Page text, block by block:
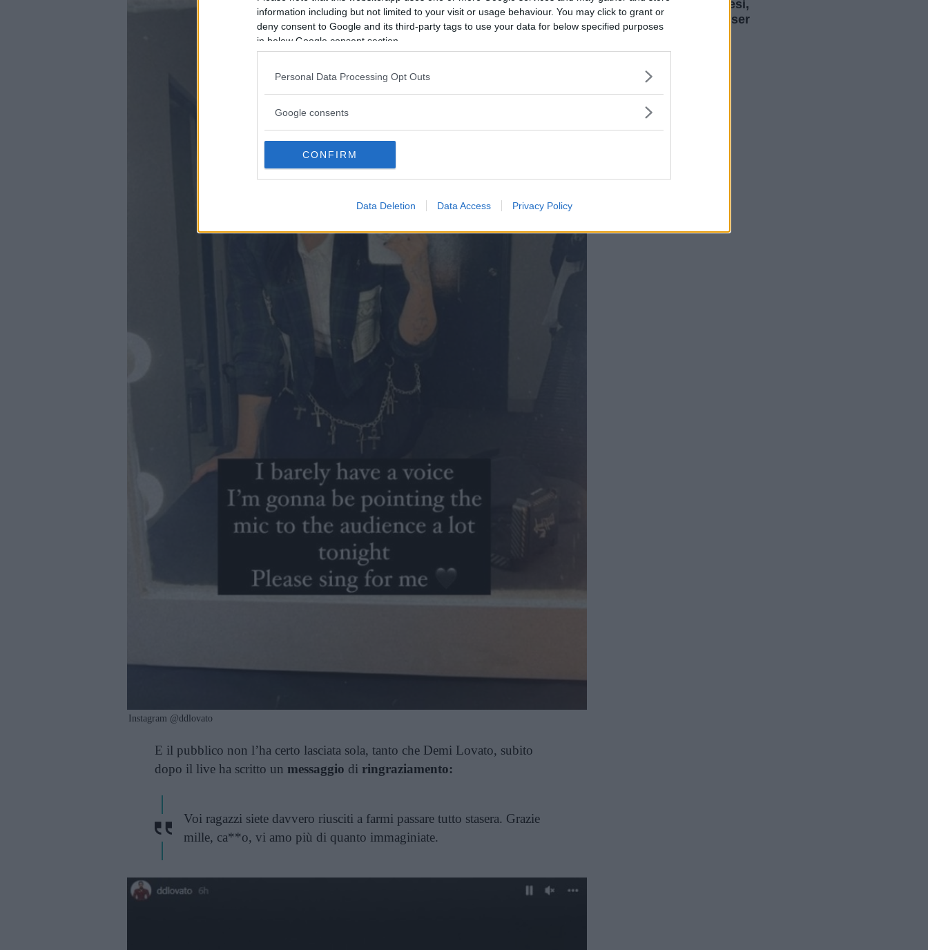
information including but not limited to your visit or usage behaviour. You may click to grant or
deny consent to Google and its third-party tags to use your data for below specified purposes
in below Google consent section.
Personal Data Processing Opt Outs
Google consents
CONFIRM
Data Deletion Data Access Privacy Policy
Instagram @ddlovato
E il pubblico non l’ha certo lasciata sola, tanto che Demi Lovato, subito
dopo il live ha scritto un messaggio di ringraziamento:
Voi ragazzi siete davvero riusciti a farmi passare tutto stasera. Grazie
mille, ca**o, vi amo più di quanto immaginiate.
Morto Franco Baresi,
per sempre il "Kaiser
Franz" del Milan